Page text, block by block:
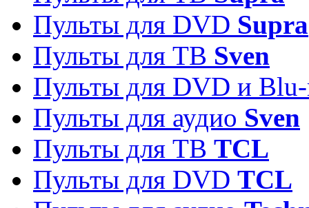
Пульты для DVD Supra
Пульты для ТВ Sven
Пульты для DVD и
Пульты для аудио Sven
Пульты для ТВ TCL
Пульты для DVD TCL